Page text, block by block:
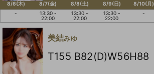
8/6(木)
-
8/7(金)
13:30 -
22:00
8/8(土)
13:30 -
22:00
8/9(日)
13:30 -
22:00
8/10(月)
-
美結みゆ
T155 B82(D)W56H88